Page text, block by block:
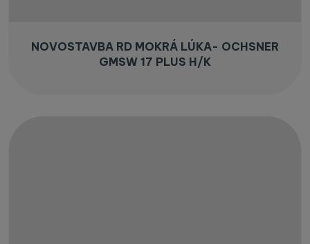
NOVOSTAVBA RD MOKRÁ LÚKA- OCHSNER
GMSW 17 PLUS H/K